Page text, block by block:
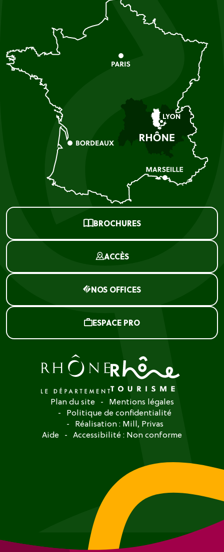
BROCHURES
ACCÈS
NOS OFFICES
ESPACE PRO
Plan du site
Mentions légales
Politique de confidentialité
Réalisation : Mill, Privas
Aide
Accessibilité : Non conforme